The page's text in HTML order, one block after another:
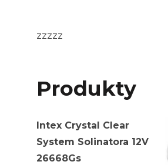
zzzzz
Produkty
Intex Crystal Clear
System Solinatora 12V
26668Gs